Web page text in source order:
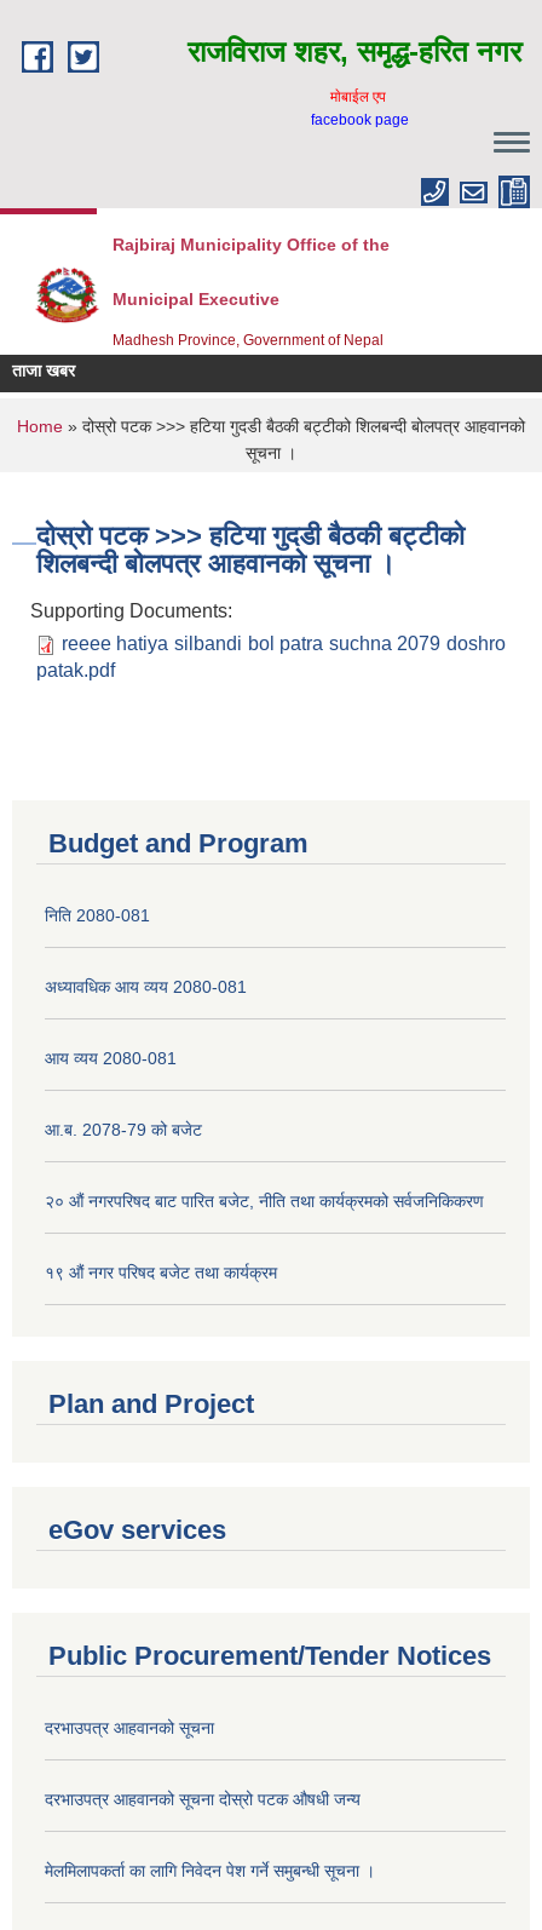
राजविराज शहर, समृद्ध-हरित नगर
माेबाईल एप
facebook page
Rajbiraj Municipality Office of the
Municipal Executive
Madhesh Province, Government of Nepal
ताजा खबर
You are here
Home » दोस्रो पटक >>> हटिया गुदडी बैठकी बट्टीको शिलबन्दी बोलपत्र आहवानको
सूचना ।
दोस्रो पटक >>> हटिया गुदडी बैठकी बट्टीको
शिलबन्दी बोलपत्र आहवानको सूचना ।
Supporting Documents:
reeee hatiya silbandi bol patra suchna 2079 doshro
patak.pdf
Budget and Program
निति 2080-081
अध्यावधिक आय व्यय 2080-081
आय व्यय 2080-081
आ.ब. 2078-79 को बजेट
२० औं नगरपरिषद बाट पारित बजेट, नीति तथा कार्यक्रमको सर्वजनिकिकरण
१९ औं नगर परिषद बजेट तथा कार्यक्रम
Plan and Project
eGov services
Public Procurement/Tender Notices
दरभाउपत्र आहवानको सूचना
दरभाउपत्र आहवानको सूचना दोस्रो पटक औषधी जन्य
मेलमिलापकर्ता का लागि निवेदन पेश गर्ने समुबन्धी सूचना ।